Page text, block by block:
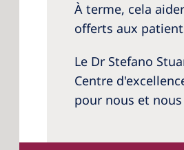
À terme, cela
offerts aux
Le Dr Stefano
Centre
pour nous et